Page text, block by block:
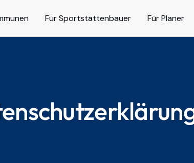
Für Sportstättenbauer Für Planer